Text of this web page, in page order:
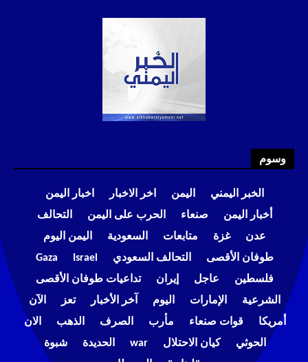
وسوم
الخبر اليمني اليمن اخر الاخبار
اخبار اليمن
أخبار اليمن
صنعاء الحرب على اليمن
التحالف
عدن
غزة متابعات السعودية
اليمن اليوم
طوفان الأقصى
التحالف السعودي Israel
Gaza
فلسطين
عاجل إيران
تداعيات طوفان الأقصى
الشرعية
الإمارات اليوم آخر الأخبار تعز
الآن
أمريكا
قوات صنعاء مأرب الصرف الذهب
الان
الحوثي
كيان الاحتلال war الحديدة
شبوة